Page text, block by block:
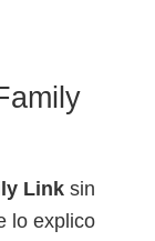
Link sin
lo explico